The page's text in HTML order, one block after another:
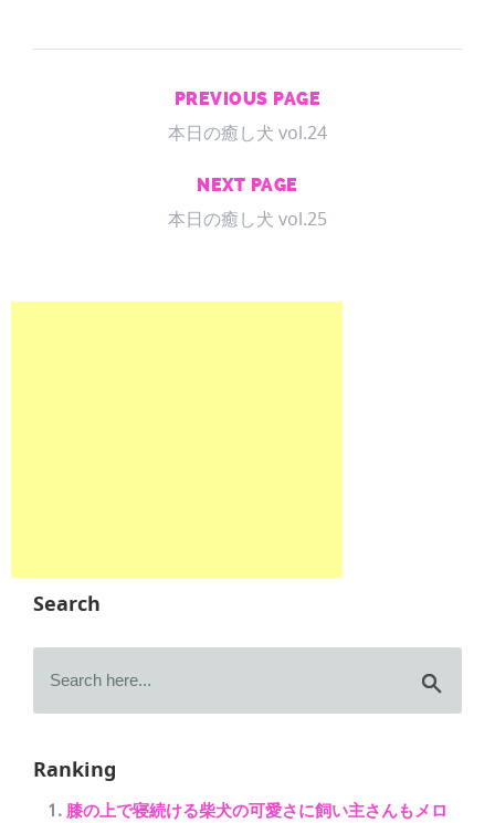
PREVIOUS PAGE
本日の癒し犬 vol.24
NEXT PAGE
本日の癒し犬 vol.25
Search
Ranking
膝の上で寝続ける柴犬の可愛さに飼い主さんもメロ